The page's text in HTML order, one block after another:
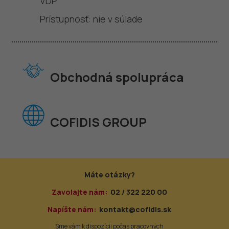
Prístupnosť: nie v súlade
Obchodná spolupráca
COFIDIS GROUP
Máte otázky?
Zavolajte nám: 02 / 322 220 00
Napíšte nám: kontakt@cofidis.sk
Sme vám k dispozícii počas pracovných